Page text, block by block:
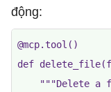
động:
@mcp.tool()
def
"""Delete a